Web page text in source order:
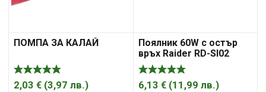
ПОМПА ЗА КАЛАЙ
2,03 € (3,97 лв.)
Поялник 60W с остър
връх Raider RD-SI02
6,13 € (11,99 лв.)